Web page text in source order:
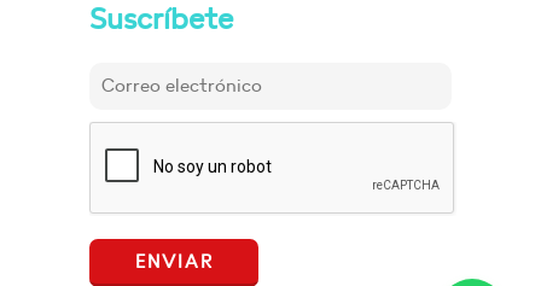
Suscríbete
ENVIAR